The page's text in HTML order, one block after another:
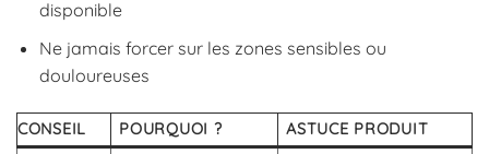
disponible
Ne jamais forcer sur les zones sensibles ou
douloureuses
CONSEIL POURQUOI ? ASTUCE PRODUIT